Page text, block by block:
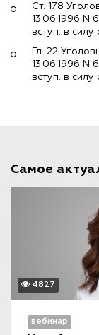
Ст. 178
13.06.1996 N
вступ. в силу
Гл. 22
13.06.1996 N
вступ. в силу
Самое
4827
вебинар